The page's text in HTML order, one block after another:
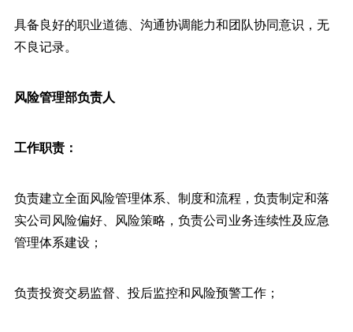
具备良好的职业道德、沟通协调能力和团队协同意识，无
不良记录。
风险管理部负责人
工作职责：
负责建立全面风险管理体系、制度和流程，负责制定和落
实公司风险偏好、风险策略，负责公司业务连续性及应急
管理体系建设；
负责投资交易监督、投后监控和风险预警工作；